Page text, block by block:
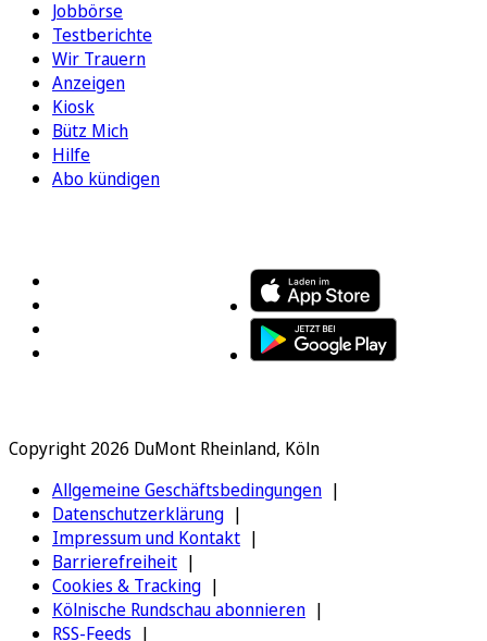
Jobbörse
Testberichte
Wir Trauern
Anzeigen
Kiosk
Bütz Mich
Hilfe
Abo kündigen
Copyright 2026 DuMont Rheinland, Köln
Allgemeine Geschäftsbedingungen
Datenschutzerklärung
Impressum und Kontakt
Barrierefreiheit
Cookies & Tracking
Kölnische Rundschau abonnieren
RSS-Feeds